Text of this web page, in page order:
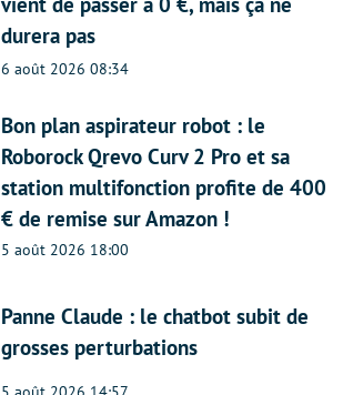
durera pas
6 août 2026 08:34
Bon plan aspirateur robot : le
Roborock Qrevo Curv 2 Pro et sa
station multifonction profite de 400
€ de remise sur Amazon !
5 août 2026 18:00
Panne Claude : le chatbot subit de
grosses perturbations